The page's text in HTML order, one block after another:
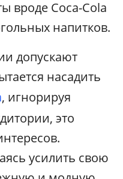
вроде Coca-Cola
напитков.
допускают
насадить
, игнорируя
это
усилить свою